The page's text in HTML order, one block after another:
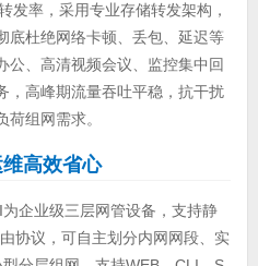
发率，采用专业存储转发架构，
底杜绝网络卡顿、丢包、延迟等
公、高清视频会议、监控集中回
，高峰期流量吞吐平稳，抗干扰
组网需求。
高效省心
企业级三层网管设备，支持静
协议，可自主划分内网网段、实